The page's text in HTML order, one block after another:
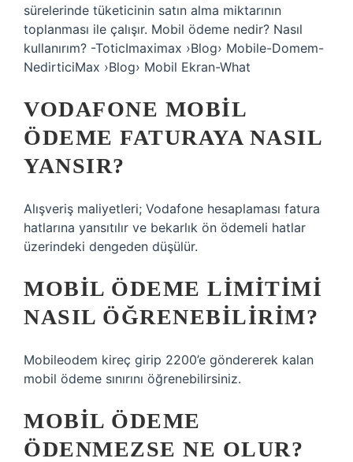
sürelerinde tüketicinin satın alma miktarının
toplanması ile çalışır. Mobil ödeme nedir? Nasıl
kullanırım? -ToticImaximax ›Blog› Mobile-Domem-
NedirticiMax ›Blog› Mobil Ekran-What
VODAFONE MOBIL
ÖDEME FATURAYA NASIL
YANSIR?
Alışveriş maliyetleri; Vodafone hesaplaması fatura
hatlarına yansıtılır ve bekarlık ön ödemeli hatlar
üzerindeki dengeden düşülür.
MOBIL ÖDEME LIMITIMI
NASIL ÖĞRENEBILIRIM?
Mobileodem kireç girip 2200’e göndererek kalan
mobil ödeme sınırını öğrenebilirsiniz.
MOBIL ÖDEME
ÖDENMEZSE NE OLUR?